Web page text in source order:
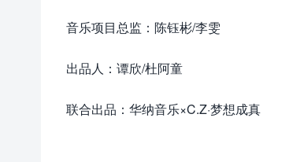
音乐项目总监：陈钰彬/李雯
出品人：谭欣/杜阿童
联合出品：华纳音乐×C.Z·梦想成真